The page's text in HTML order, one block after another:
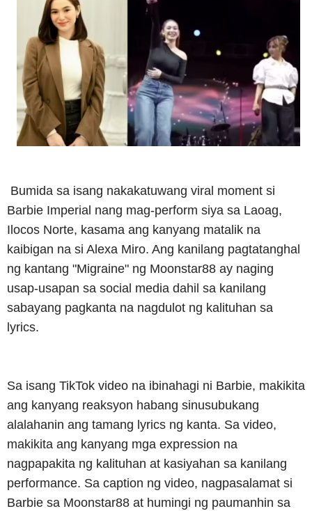
Bumida sa isang nakakatuwang viral moment si
Barbie Imperial nang mag-perform siya sa Laoag,
Ilocos Norte, kasama ang kanyang matalik na
kaibigan na si Alexa Miro. Ang kanilang pagtatanghal
ng kantang "Migraine" ng Moonstar88 ay naging
usap-usapan sa social media dahil sa kanilang
sabayang pagkanta na nagdulot ng kalituhan sa
lyrics.
Sa isang TikTok video na ibinahagi ni Barbie, makikita
ang kanyang reaksyon habang sinusubukang
alalahanin ang tamang lyrics ng kanta. Sa video,
makikita ang kanyang mga expression na
nagpapakita ng kalituhan at kasiyahan sa kanilang
performance. Sa caption ng video, nagpasalamat si
Barbie sa Moonstar88 at humingi ng paumanhin sa